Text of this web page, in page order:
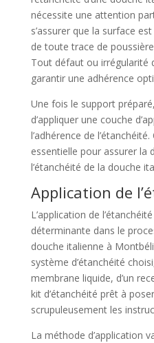
nécessite une attention
s’assurer que la surface
de toute trace de
Tout défaut ou irrégularité
garantir une adhérence
Une fois le support
d’appliquer une couche
l’adhérence de
essentielle pour assurer la
l’étanchéité de la douche
Application de
L’application de
déterminante dans le
douche italienne à
système d’étanchéité choisi,
membrane liquide, d’un
kit d’étanchéité prêt à
scrupuleusement les
La méthode d’application